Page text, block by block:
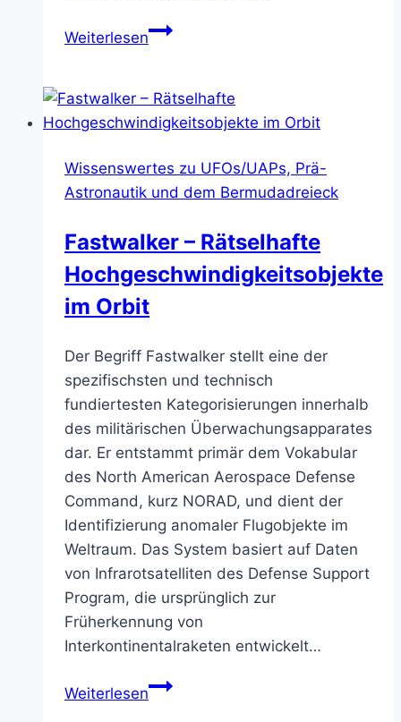
WeiterlesenDie
Welle
von
Wissenswertes zu UFOs/UAPs, Prä-
Astronautik und dem Bermudadreieck
Fastwalker – Rätselhafte
Hochgeschwindigkeitsobjekte
im Orbit
Der Begriff Fastwalker stellt eine der
spezifischsten und technisch
fundiertesten Kategorisierungen innerhalb
des militärischen Überwachungsapparates
dar. Er entstammt primär dem Vokabular
des North American Aerospace Defense
Command, kurz NORAD, und dient der
Identifizierung anomaler Flugobjekte im
Weltraum. Das System basiert auf Daten
von Infrarotsatelliten des Defense Support
Program, die ursprünglich zur
Früherkennung von
Interkontinentalraketen entwickelt…
WeiterlesenFastwalker